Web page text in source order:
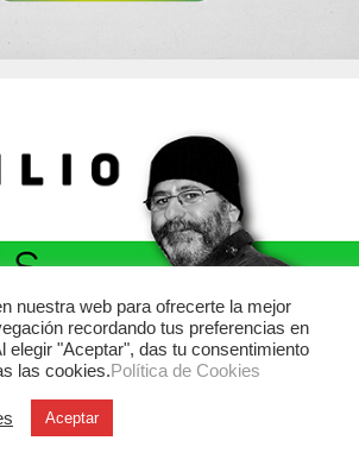
nuestra web para ofrecerte la mejor
recordando tus preferencias en
elegir "Aceptar", das tu consentimiento
las cookies.Política de Cookies
Aceptar